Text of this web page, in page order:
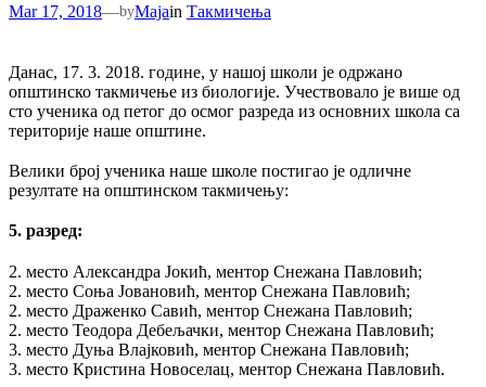
Mar 17, 2018—byMajain Такмичења
Данас, 17. 3. 2018. године, у нашој школи је одржано
општинско такмичење из биологије. Учествовало је више од
сто ученика од петог до осмог разреда из основних школа са
територије наше општине.
Велики број ученика наше школе постигао је одличне
резултате на општинском такмичењу:
5. разред:
2. место Александра Јокић, ментор Снежана Павловић;
2. место Соња Јовановић, ментор Снежана Павловић;
2. место Драженко Савић, ментор Снежана Павловић;
2. место Теодора Дебељачки, ментор Снежана Павловић;
3. место Дуња Влајковић, ментор Снежана Павловић;
3. место Кристина Новоселац, ментор Снежана Павловић.